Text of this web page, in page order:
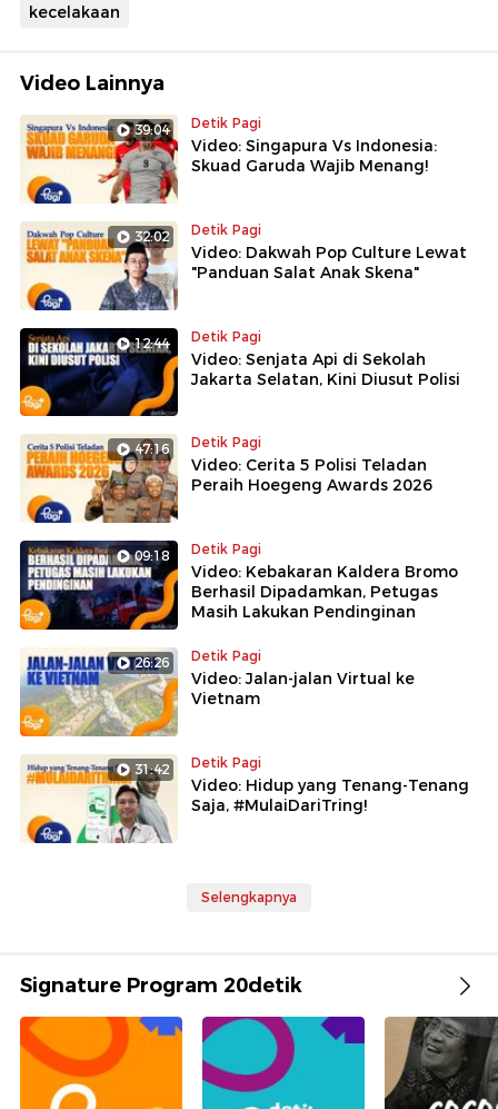
kecelakaan
Video Lainnya
39:04 Detik Pagi
Video: Singapura Vs Indonesia:
Skuad Garuda Wajib Menang!
32:02 Detik Pagi
Video: Dakwah Pop Culture Lewat
"Panduan Salat Anak Skena"
12:44 Detik Pagi
Video: Senjata Api di Sekolah
Jakarta Selatan, Kini Diusut Polisi
47:16 Detik Pagi
Video: Cerita 5 Polisi Teladan
Peraih Hoegeng Awards 2026
09:18 Detik Pagi
Video: Kebakaran Kaldera Bromo
Berhasil Dipadamkan, Petugas
Masih Lakukan Pendinginan
26:26 Detik Pagi
Video: Jalan-jalan Virtual ke
Vietnam
31:42 Detik Pagi
Video: Hidup yang Tenang-Tenang
Saja, #MulaiDariTring!
Selengkapnya
Signature Program 20detik